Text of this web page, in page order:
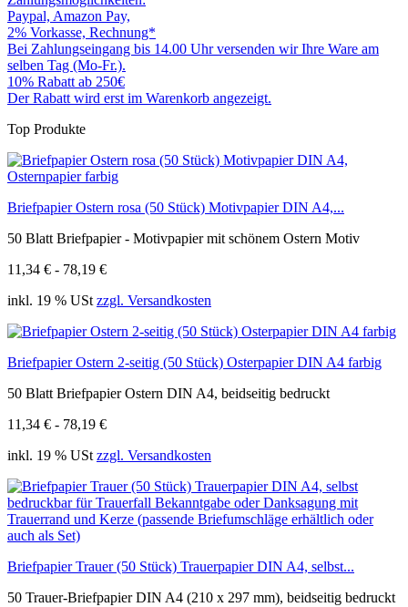
Paypal, Amazon Pay,
2% Vorkasse, Rechnung*
Bei Zahlungseingang bis 14.00 Uhr versenden wir Ihre Ware am
selben Tag (Mo-Fr.).
10% Rabatt ab 250€
Der Rabatt wird erst im Warenkorb angezeigt.
Top Produkte
Briefpapier Ostern rosa (50 Stück) Motivpapier DIN A4,...
50 Blatt Briefpapier - Motivpapier mit schönem Ostern Motiv
11,34 € - 78,19 €
inkl. 19 % USt zzgl. Versandkosten
Briefpapier Ostern 2-seitig (50 Stück) Osterpapier DIN A4 farbig
50 Blatt Briefpapier Ostern DIN A4, beidseitig bedruckt
11,34 € - 78,19 €
inkl. 19 % USt zzgl. Versandkosten
Briefpapier Trauer (50 Stück) Trauerpapier DIN A4, selbst...
50 Trauer-Briefpapier DIN A4 (210 x 297 mm), beidseitig bedruckt